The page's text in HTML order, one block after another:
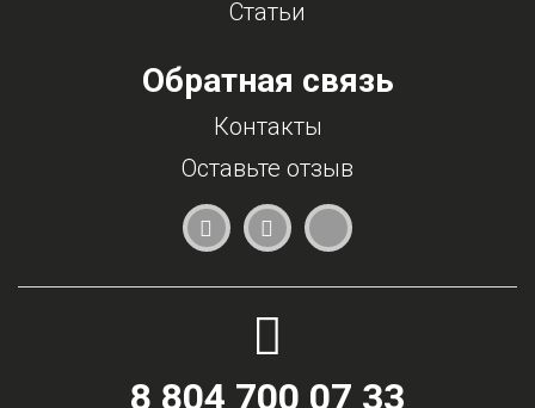
Статьи
Обратная связь
Контакты
Оставьте отзыв
8 804 700 07 33